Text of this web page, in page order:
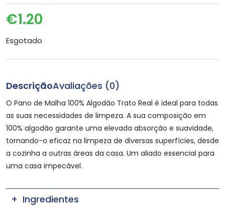
€1.20
Esgotado
DescriçãoAvaliações (0)
O Pano de Malha 100% Algodão Trato Real é ideal para todas
as suas necessidades de limpeza. A sua composição em
100% algodão garante uma elevada absorção e suavidade,
tornando-o eficaz na limpeza de diversas superfícies, desde
a cozinha a outras áreas da casa. Um aliado essencial para
uma casa impecável.
Ingredientes